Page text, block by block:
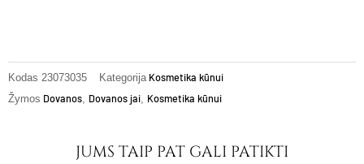
Kodas 23073035 Kategorija Kosmetika kūnui
Žymos Dovanos, Dovanos jai, Kosmetika kūnui
JUMS TAIP PAT GALI PATIKTI